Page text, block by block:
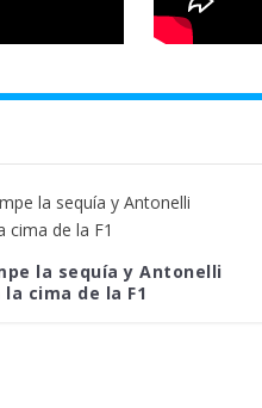
la sequía y Antonelli
cima de la F1